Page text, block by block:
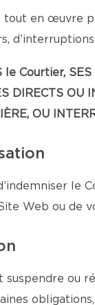
tout en œuvre
le Courtier,
DIRECTS OU
OU
le
Web ou de
suspendre ou